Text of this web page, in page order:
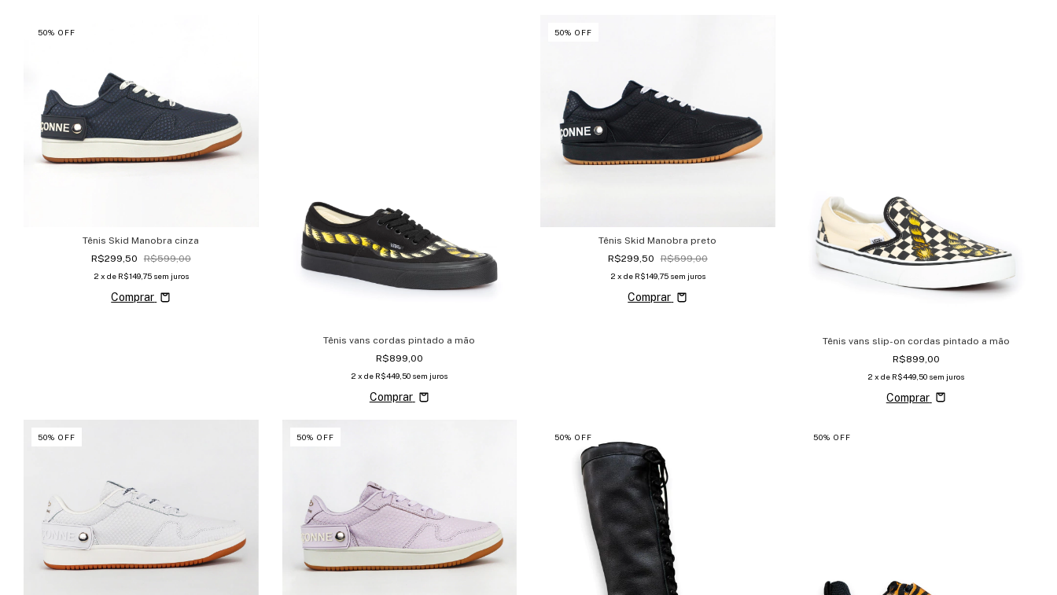
50% OFF
Tênis Skid Manobra cinza
R$299,50
R$599,00
2 x de R$149,75 sem juros
Comprar
Tênis vans cordas pintado a mão
R$899,00
2 x de R$449,50 sem juros
Comprar
50% OFF
Tênis Skid Manobra preto
R$299,50
R$599,00
2 x de R$149,75 sem juros
Comprar
Tênis vans slip-on cordas pintado a mão
R$899,00
2 x de R$449,50 sem juros
Comprar
50% OFF 50% OFF 50% OFF 50% OFF